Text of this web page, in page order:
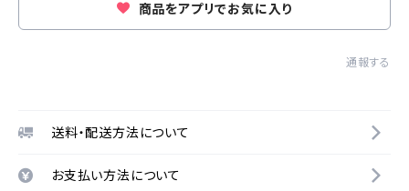
商品をアプリでお気に入り
通報する
送料・配送方法について
お支払い方法について